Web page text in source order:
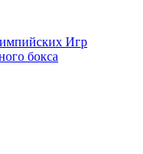
Игр
бокса